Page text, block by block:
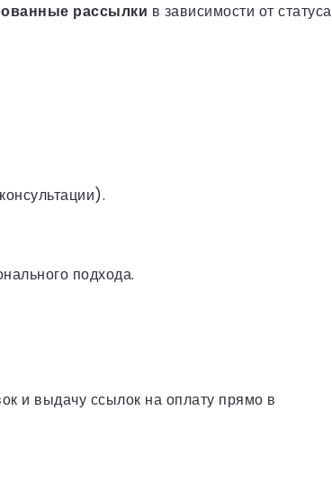
рассылки в зависимости от статуса
подхода.
и выдачу ссылок на оплату прямо в